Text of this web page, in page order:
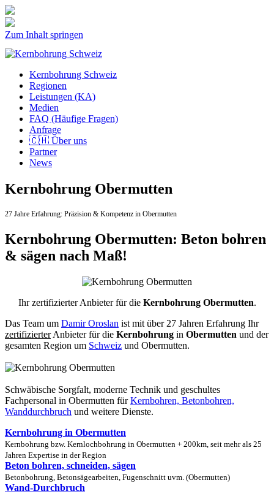
Zum Inhalt springen
Kernbohrung Schweiz
Regionen
Leistungen (KA)
Medien
FAQ (Häufige Fragen)
Anfrage
🇨🇭 Über uns
Partner
News
Kernbohrung Obermutten
27 Jahre Erfahrung: Präzision & Kompetenz in Obermutten
Kernbohrung Obermutten: Beton bohren
& sägen nach Maß!
Ihr zertifizierter Anbieter für die Kernbohrung Obermutten.
Das Team um Damir Oroslan ist mit über 27 Jahren Erfahrung Ihr
zertifizierterAnbieter für die Kernbohrung in Obermutten und der
gesamten Region um Schweiz und Obermutten.
Schwäbische Sorgfalt, moderne Technik und geschultes
Fachpersonal in Obermutten fürKernbohren, Betonbohren,
Wanddurchbruch und weitere Dienste.
Kernbohrung in Obermutten
Kernbohrung bzw. Kernlochbohrung in Obermutten + 200km, seit mehr als 25
Jahren Expertise in der Region
Beton bohren, schneiden, sägen
Betonbohrung, Betonsägearbeiten, Fugenschnitt uvm. (Obermutten)
Wand-Durchbruch